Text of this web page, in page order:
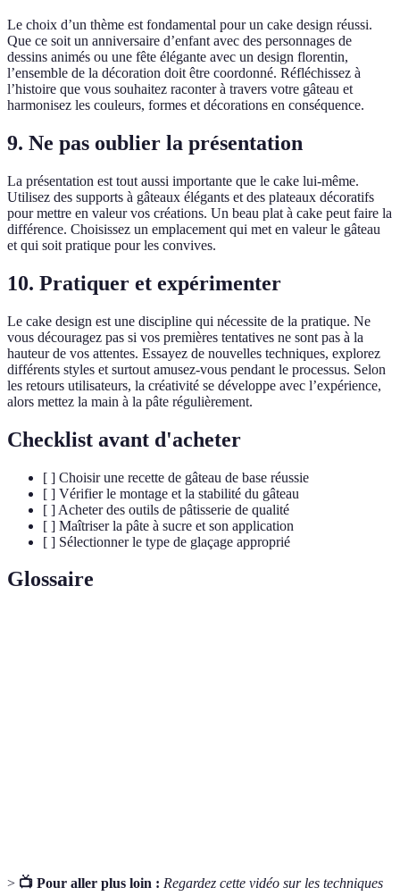
Le choix d’un thème est fondamental pour un cake design réussi.
Que ce soit un anniversaire d’enfant avec des personnages de
dessins animés ou une fête élégante avec un design florentin,
l’ensemble de la décoration doit être coordonné. Réfléchissez à
l’histoire que vous souhaitez raconter à travers votre gâteau et
harmonisez les couleurs, formes et décorations en conséquence.
9. Ne pas oublier la présentation
La présentation est tout aussi importante que le cake lui-même.
Utilisez des supports à gâteaux élégants et des plateaux décoratifs
pour mettre en valeur vos créations. Un beau plat à cake peut faire la
différence. Choisissez un emplacement qui met en valeur le gâteau
et qui soit pratique pour les convives.
10. Pratiquer et expérimenter
Le cake design est une discipline qui nécessite de la pratique. Ne
vous découragez pas si vos premières tentatives ne sont pas à la
hauteur de vos attentes. Essayez de nouvelles techniques, explorez
différents styles et surtout amusez-vous pendant le processus. Selon
les retours utilisateurs, la créativité se développe avec l’expérience,
alors mettez la main à la pâte régulièrement.
Checklist avant d'acheter
[ ] Choisir une recette de gâteau de base réussie
[ ] Vérifier le montage et la stabilité du gâteau
[ ] Acheter des outils de pâtisserie de qualité
[ ] Maîtriser la pâte à sucre et son application
[ ] Sélectionner le type de glaçage approprié
Glossaire
> 📺 Pour aller plus loin : Regardez cette vidéo sur les techniques